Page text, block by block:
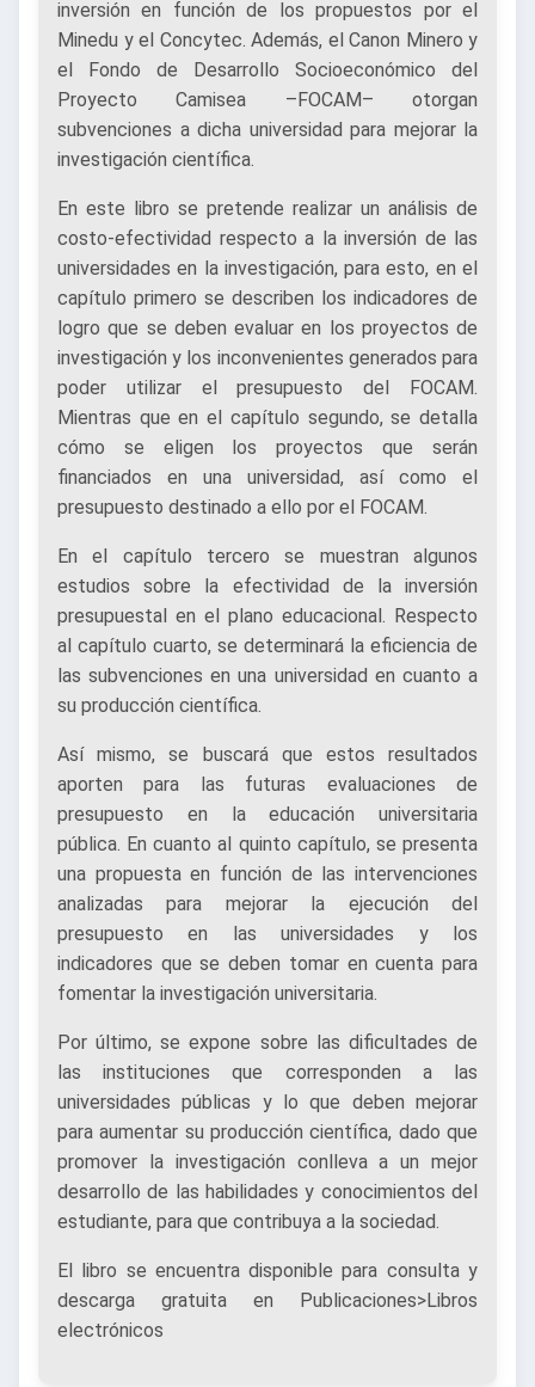
inversión en función de los propuestos por el
Minedu y el Concytec. Además, el Canon Minero y
el Fondo de Desarrollo Socioeconómico del
Proyecto Camisea –FOCAM– otorgan
subvenciones a dicha universidad para mejorar la
investigación científica.
En este libro se pretende realizar un análisis de
costo-efectividad respecto a la inversión de las
universidades en la investigación, para esto, en el
capítulo primero se describen los indicadores de
logro que se deben evaluar en los proyectos de
investigación y los inconvenientes generados para
poder utilizar el presupuesto del FOCAM.
Mientras que en el capítulo segundo, se detalla
cómo se eligen los proyectos que serán
financiados en una universidad, así como el
presupuesto destinado a ello por el FOCAM.
En el capítulo tercero se muestran algunos
estudios sobre la efectividad de la inversión
presupuestal en el plano educacional. Respecto
al capítulo cuarto, se determinará la eficiencia de
las subvenciones en una universidad en cuanto a
su producción científica.
Así mismo, se buscará que estos resultados
aporten para las futuras evaluaciones de
presupuesto en la educación universitaria
pública. En cuanto al quinto capítulo, se presenta
una propuesta en función de las intervenciones
analizadas para mejorar la ejecución del
presupuesto en las universidades y los
indicadores que se deben tomar en cuenta para
fomentar la investigación universitaria.
Por último, se expone sobre las dificultades de
las instituciones que corresponden a las
universidades públicas y lo que deben mejorar
para aumentar su producción científica, dado que
promover la investigación conlleva a un mejor
desarrollo de las habilidades y conocimientos del
estudiante, para que contribuya a la sociedad.
El libro se encuentra disponible para consulta y
descarga gratuita en Publicaciones>Libros
electrónicos